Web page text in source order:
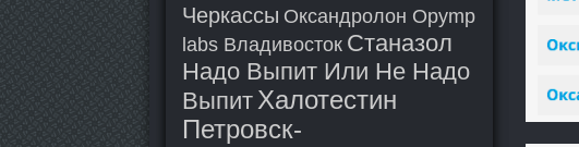
Черкассы Оксандролон Opymp
labs Владивосток Станазол
Надо Выпит Или Не Надо
Выпит Халотестин
Петровск-